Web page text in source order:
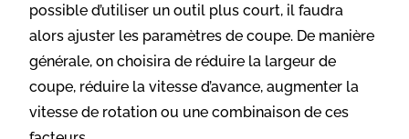
possible d’utiliser un outil plus court, il faudra
alors ajuster les paramètres de coupe. De manière
générale, on choisira de réduire la largeur de
coupe, réduire la vitesse d’avance, augmenter la
vitesse de rotation ou une combinaison de ces